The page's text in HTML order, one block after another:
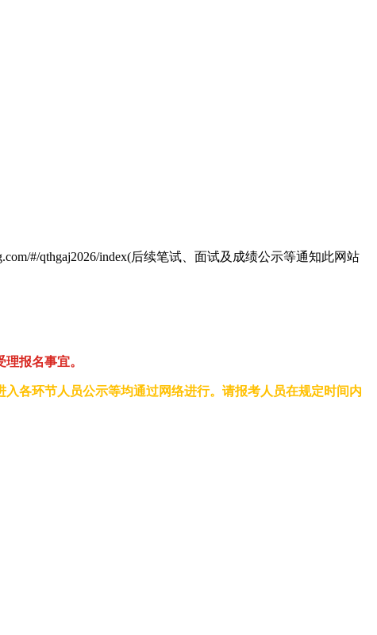
#/qthgaj2026/index(后续笔试、面试及成绩公示等通知此网站
报名事宜。
各环节人员公示等均通过网络进行。请报考人员在规定时间内